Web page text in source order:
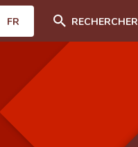
FR RECHERCHER